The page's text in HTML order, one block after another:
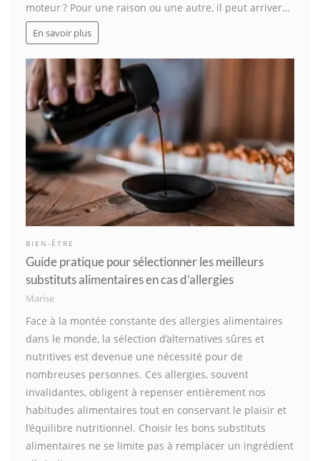
moteur ? Pour une raison ou une autre, il peut arriver…
En savoir plus
BIEN-ÊTRE
Guide pratique pour sélectionner les meilleurs
substituts alimentaires en cas d’allergies
Marise
Face à la montée constante des allergies alimentaires
dans le monde, la sélection d’alternatives sûres et
nutritives est devenue une nécessité pour de
nombreuses personnes. Ces allergies, souvent
invalidantes, obligent à repenser entièrement nos
habitudes alimentaires tout en conservant le plaisir et
l’équilibre nutritionnel. Choisir les bons substituts
alimentaires ne se limite pas à remplacer un ingrédient